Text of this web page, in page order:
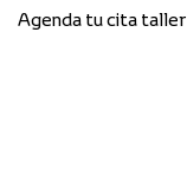
Agenda tu cita taller